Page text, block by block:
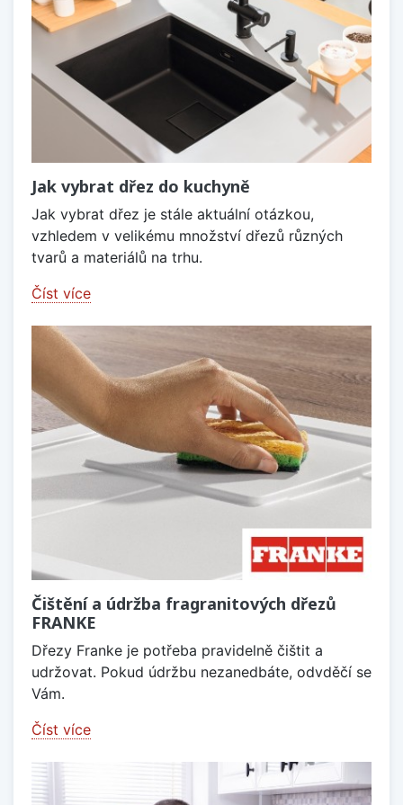
Jak vybrat dřez do kuchyně
Jak vybrat dřez je stále aktuální otázkou,
vzhledem v velikému množství dřezů různých
tvarů a materiálů na trhu.
Číst více
Čištění a údržba fragranitových dřezů
FRANKE
Dřezy Franke je potřeba pravidelně čištit a
udržovat. Pokud údržbu nezanedbáte, odvděčí se
Vám.
Číst více